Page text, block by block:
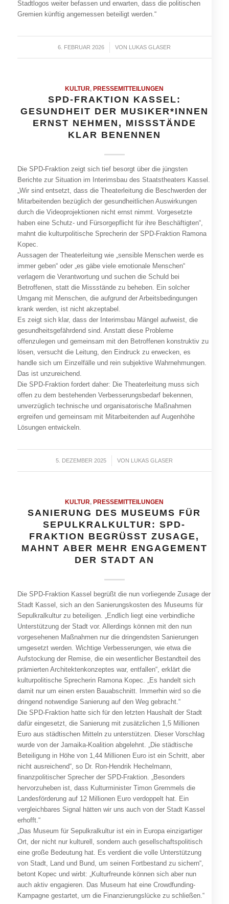
Stadtlogos weiter befassen und erwarten, dass die politischen
Gremien künftig angemessen beteiligt werden.“
6. FEBRUAR 2026
/ VON LUKAS GLASER
KULTUR, PRESSEMITTEILUNGEN
SPD-FRAKTION KASSEL:
GESUNDHEIT DER MUSIKER*INNEN
ERNST NEHMEN, MISSSTÄNDE
KLAR BENENNEN
Die SPD-Fraktion zeigt sich tief besorgt über die jüngsten
Berichte zur Situation im Interimsbau des Staatstheaters Kassel.
„Wir sind entsetzt, dass die Theaterleitung die Beschwerden der
Mitarbeitenden bezüglich der gesundheitlichen Auswirkungen
durch die Videoprojektionen nicht ernst nimmt. Vorgesetzte
haben eine Schutz- und Fürsorgepflicht für ihre Beschäftigten“,
mahnt die kulturpolitische Sprecherin der SPD-Fraktion Ramona
Kopec.
Aussagen der Theaterleitung wie „sensible Menschen werde es
immer geben“ oder „es gäbe viele emotionale Menschen“
verlagern die Verantwortung und suchen die Schuld bei
Betroffenen, statt die Missstände zu beheben. Ein solcher
Umgang mit Menschen, die aufgrund der Arbeitsbedingungen
krank werden, ist nicht akzeptabel.
Es zeigt sich klar, dass der Interimsbau Mängel aufweist, die
gesundheitsgefährdend sind. Anstatt diese Probleme
offenzulegen und gemeinsam mit den Betroffenen konstruktiv zu
lösen, versucht die Leitung, den Eindruck zu erwecken, es
handle sich um Einzelfälle und rein subjektive Wahrnehmungen.
Das ist unzureichend.
Die SPD-Fraktion fordert daher: Die Theaterleitung muss sich
offen zu dem bestehenden Verbesserungsbedarf bekennen,
unverzüglich technische und organisatorische Maßnahmen
ergreifen und gemeinsam mit Mitarbeitenden auf Augenhöhe
Lösungen entwickeln.
5. DEZEMBER 2025
/ VON LUKAS GLASER
KULTUR, PRESSEMITTEILUNGEN
SANIERUNG DES MUSEUMS FÜR
SEPULKRALKULTUR: SPD-
FRAKTION BEGRÜSST ZUSAGE, M
AHNT ABER MEHR ENGAGEMENT D
ER STADT AN
Die SPD-Fraktion Kassel begrüßt die nun vorliegende Zusage der
Stadt Kassel, sich an den Sanierungskosten des Museums für
Sepulkralkultur zu beteiligen. „Endlich liegt eine verbindliche
Unterstützung der Stadt vor. Allerdings können mit den nun
vorgesehenen Maßnahmen nur die dringendsten Sanierungen
umgesetzt werden. Wichtige Verbesserungen, wie etwa die
Aufstockung der Remise, die ein wesentlicher Bestandteil des
prämierten Architektenkonzeptes war, entfallen“, erklärt die
kulturpolitische Sprecherin Ramona Kopec. „Es handelt sich
damit nur um einen ersten Bauabschnitt. Immerhin wird so die
dringend notwendige Sanierung auf den Weg gebracht.“
Die SPD-Fraktion hatte sich für den letzten Haushalt der Stadt
dafür eingesetzt, die Sanierung mit zusätzlichen 1,5 Millionen
Euro aus städtischen Mitteln zu unterstützen. Dieser Vorschlag
wurde von der Jamaika-Koalition abgelehnt. „Die städtische
Beteiligung in Höhe von 1,44 Millionen Euro ist ein Schritt, aber
nicht ausreichend“, so Dr. Ron-Hendrik Hechelmann,
finanzpolitischer Sprecher der SPD-Fraktion. „Besonders
hervorzuheben ist, dass Kulturminister Timon Gremmels die
Landesförderung auf 12 Millionen Euro verdoppelt hat. Ein
vergleichbares Signal hätten wir uns auch von der Stadt Kassel
erhofft.“
„Das Museum für Sepulkralkultur ist ein in Europa einzigartiger
Ort, der nicht nur kulturell, sondern auch gesellschaftspolitisch
eine große Bedeutung hat. Es verdient die volle Unterstützung
von Stadt, Land und Bund, um seinen Fortbestand zu sichern“,
betont Kopec und wirbt: „Kulturfreunde können sich aber nun
auch aktiv engagieren. Das Museum hat eine Crowdfunding-
Kampagne gestartet, um die Finanzierungslücke zu schließen.“